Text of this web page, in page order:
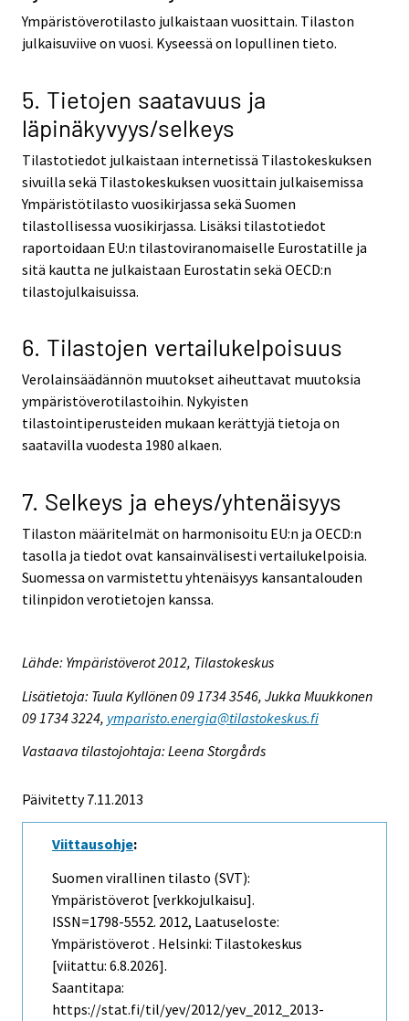
Ympäristöverotilasto julkaistaan vuosittain. Tilaston
julkaisuviive on vuosi. Kyseessä on lopullinen tieto.
5. Tietojen saatavuus ja
läpinäkyvyys/selkeys
Tilastotiedot julkaistaan internetissä Tilastokeskuksen
sivuilla sekä Tilastokeskuksen vuosittain julkaisemissa
Ympäristötilasto vuosikirjassa sekä Suomen
tilastollisessa vuosikirjassa. Lisäksi tilastotiedot
raportoidaan EU:n tilastoviranomaiselle Eurostatille ja
sitä kautta ne julkaistaan Eurostatin sekä OECD:n
tilastojulkaisuissa.
6. Tilastojen vertailukelpoisuus
Verolainsäädännön muutokset aiheuttavat muutoksia
ympäristöverotilastoihin. Nykyisten
tilastointiperusteiden mukaan kerättyjä tietoja on
saatavilla vuodesta 1980 alkaen.
7. Selkeys ja eheys/yhtenäisyys
Tilaston määritelmät on harmonisoitu EU:n ja OECD:n
tasolla ja tiedot ovat kansainvälisesti vertailukelpoisia.
Suomessa on varmistettu yhtenäisyys kansantalouden
tilinpidon verotietojen kanssa.
Lähde: Ympäristöverot 2012, Tilastokeskus
Lisätietoja: Tuula Kyllönen 09 1734 3546, Jukka Muukkonen
09 1734 3224, ymparisto.energia@tilastokeskus.fi
Vastaava tilastojohtaja: Leena Storgårds
Päivitetty 7.11.2013
Viittausohje:
Suomen virallinen tilasto (SVT):
Ympäristöverot [verkkojulkaisu].
ISSN=1798-5552. 2012, Laatuseloste:
Ympäristöverot . Helsinki: Tilastokeskus
[viitattu: 6.8.2026].
Saantitapa:
https://stat.fi/til/yev/2012/yev_2012_2013-